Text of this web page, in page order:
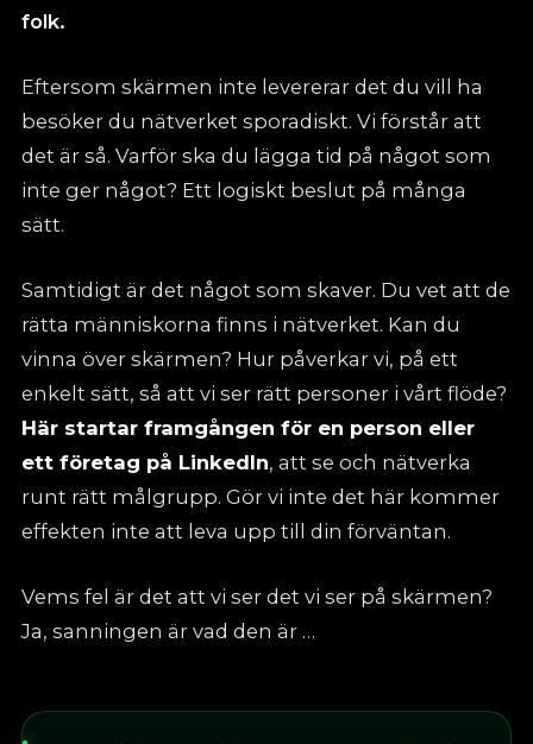
folk.
Eftersom skärmen inte levererar det du vill ha
besöker du nätverket sporadiskt. Vi förstår att
det är så. Varför ska du lägga tid på något som
inte ger något? Ett logiskt beslut på många
sätt.
Samtidigt är det något som skaver. Du vet att de
rätta människorna finns i nätverket. Kan du
vinna över skärmen? Hur påverkar vi, på ett
enkelt sätt, så att vi ser rätt personer i vårt flöde?
Här startar framgången för en person eller
ett företag på LinkedIn, att se och nätverka
runt rätt målgrupp. Gör vi inte det här kommer
effekten inte att leva upp till din förväntan.
Vems fel är det att vi ser det vi ser på skärmen?
Ja, sanningen är vad den är …